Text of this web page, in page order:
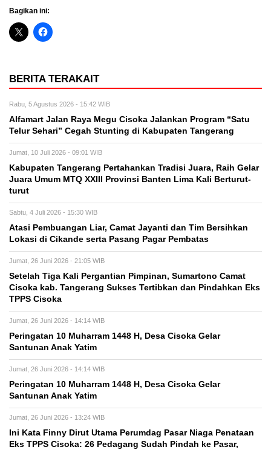
Bagikan ini:
BERITA TERAKAIT
Rabu, 5 Agustus 2026 - 15:42 WIB
Alfamart Jalan Raya Megu Cisoka Jalankan Program “Satu
Telur Sehari” Cegah Stunting di Kabupaten Tangerang
Jumat, 10 Juli 2026 - 09:01 WIB
Kabupaten Tangerang Pertahankan Tradisi Juara, Raih Gelar
Juara Umum MTQ XXIII Provinsi Banten Lima Kali Berturut-
turut
Sabtu, 4 Juli 2026 - 15:30 WIB
Atasi Pembuangan Liar, Camat Jayanti dan Tim Bersihkan
Lokasi di Cikande serta Pasang Pagar Pembatas
Jumat, 26 Juni 2026 - 21:05 WIB
Setelah Tiga Kali Pergantian Pimpinan, Sumartono Camat
Cisoka kab. Tangerang Sukses Tertibkan dan Pindahkan Eks
TPPS Cisoka
Jumat, 26 Juni 2026 - 14:14 WIB
Peringatan 10 Muharram 1448 H, Desa Cisoka Gelar
Santunan Anak Yatim
Jumat, 26 Juni 2026 - 14:14 WIB
Peringatan 10 Muharram 1448 H, Desa Cisoka Gelar
Santunan Anak Yatim
Jumat, 26 Juni 2026 - 13:24 WIB
Ini Kata Finny Dirut Utama Perumdag Pasar Niaga Penataan
Eks TPPS Cisoka: 26 Pedagang Sudah Pindah ke Pasar,